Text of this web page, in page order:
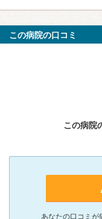
この病院の口コミ
この病院
あなたの口コミが